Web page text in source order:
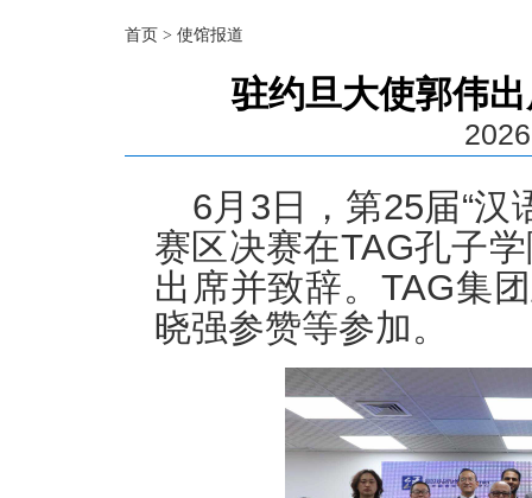
首页 > 使馆报道
驻约旦大使郭伟
6月3日，第25届“汉
赛区决赛在TAG孔子
出席并致辞。TAG集
晓强参赞等参加。